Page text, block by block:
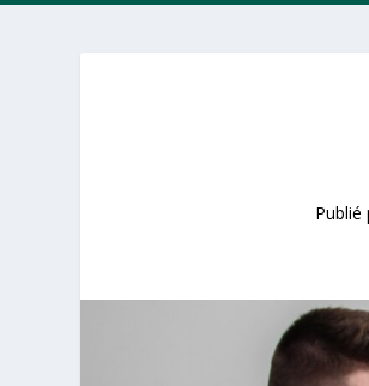
Publié